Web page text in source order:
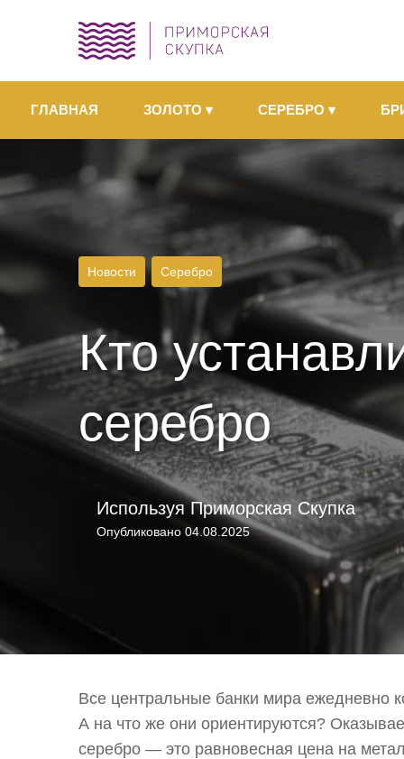
ГЛАВНАЯ ЗОЛОТО ▾ СЕРЕБРО ▾
Новости Серебро
Кто
серебро
ИспользуяПриморская Скупка
Опубликовано 04.08.2025
Все центральные банки мира ежедневно
А на что же они ориентируются?
серебро — это равновесная цена на